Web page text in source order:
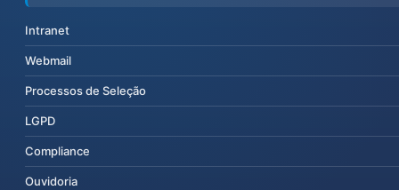
Intranet
Webmail
Processos de Seleção
LGPD
Compliance
Ouvidoria